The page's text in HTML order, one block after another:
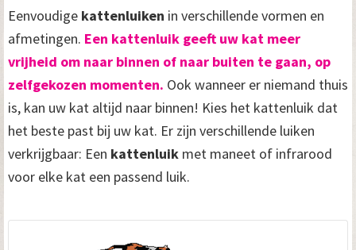
Eenvoudige kattenluiken in verschillende vormen en
afmetingen. Een kattenluik geeft uw kat meer
vrijheid om naar binnen of naar buiten te gaan, op
zelfgekozen momenten. Ook wanneer er niemand thuis
is, kan uw kat altijd naar binnen! Kies het kattenluik dat
het beste past bij uw kat. Er zijn verschillende luiken
verkrijgbaar: Een kattenluik met maneet of infrarood
voor elke kat een passend luik.